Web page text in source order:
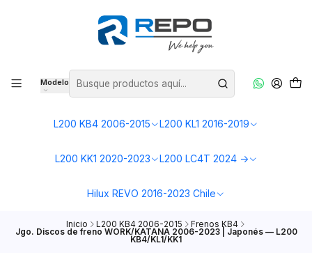
Modelo
L200 KB4 2006-2015 L200 KL1 2016-2019
L200 KK1 2020-2023 L200 LC4T 2024 ->
Hilux REVO 2016-2023 Chile
Inicio L200 KB4 2006-2015 Frenos KB4
Jgo. Discos de freno WORK/KATANA 2006-2023 | Japonés — L200
KB4/KL1/KK1